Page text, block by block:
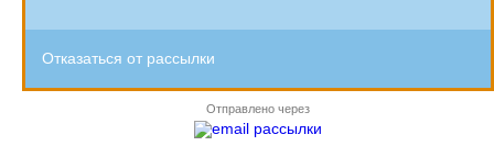
Отказаться от рассылки
Отправлено через